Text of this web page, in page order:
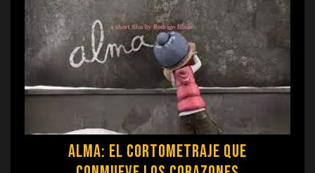
Alma: El Cortometraje que